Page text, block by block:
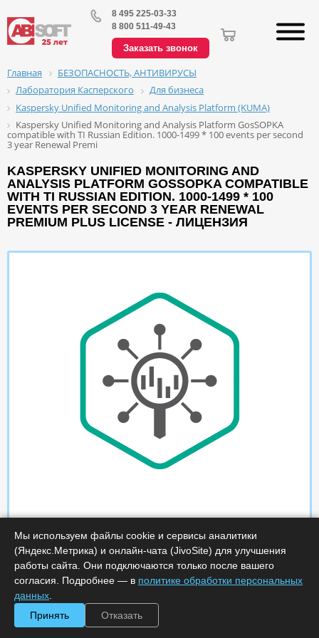
8 495 225-03-33
8 800 511-49-43
Заказать звонок
Главная
БЕЗОПАСНОСТЬ, АНТИВИРУСЫ
Лаборатория Касперского
Для бизнеса
Kaspersky Unified Monitoring and Analysis Platform (KUMA)
Kaspersky Unified Monitoring and Analysis Platform GosSOPKA
compatible with TI Russian Edition. 1000-1499 * 100 events per second
3 year Renewal Premi
KASPERSKY UNIFIED MONITORING AND
ANALYSIS PLATFORM GOSSOPKA COMPATIBLE
WITH TI RUSSIAN EDITION. 1000-1499 * 100
EVENTS PER SECOND 3 YEAR RENEWAL
PREMIUM PLUS LICENSE - ЛИЦЕНЗИЯ
Мы используем файлы cookie и сервисы аналитики
(Яндекс.Метрика) и онлайн-чата (JivoSite) для улучшения
работы сайта. Они подключаются только после вашего
согласия. Подробнее — в политике обработки персональных
данных
Принять
Отказать